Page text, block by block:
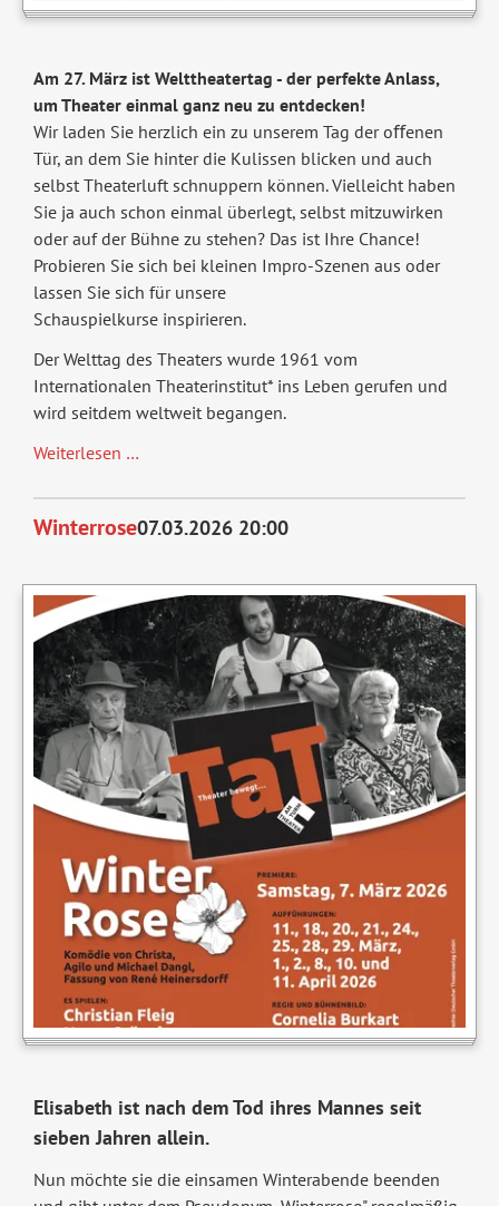
Am 27. März ist Welttheatertag - der perfekte Anlass,
um Theater einmal ganz neu zu entdecken!
Wir laden Sie herzlich ein zu unserem Tag der oﬀenen
Tür, an dem Sie hinter die Kulissen blicken und auch
selbst Theaterluft schnuppern können. Vielleicht haben
Sie ja auch schon einmal überlegt, selbst mitzuwirken
oder auf der Bühne zu stehen? Das ist Ihre Chance!
Probieren Sie sich bei kleinen Impro-Szenen aus oder
lassen Sie sich für unsere
Schauspielkurse inspirieren.
Der Welttag des Theaters wurde 1961 vom
Internationalen Theaterinstitut* ins Leben gerufen und
wird seitdem weltweit begangen.
Weiterlesen …Tag
offenen
Tür
Winterrose07.03.2026 20:00
Elisabeth ist nach dem Tod ihres Mannes seit
sieben Jahren allein.
Nun möchte sie die einsamen Winterabende beenden